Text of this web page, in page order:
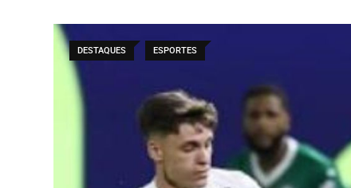
DESTAQUES ESPORTES